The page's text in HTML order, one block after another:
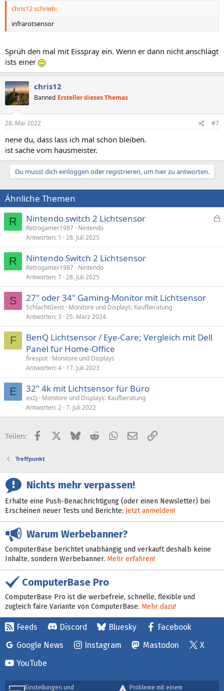
chris12 schrieb:
infrarotsensor
Sprüh den mal mit Eisspray ein. Wenn er dann nicht anschlägt
ists einer
chris12
Banned Ersteller dieses Themas
28. Mai 2022 #7
nene du, dass lass ich mal schön bleiben.
ist sache vom hausmeister.
Du musst dich einloggen oder registrieren, um hier zu antworten.
Ähnliche Themen
R
p
Nintendo switch 2 Lichtsensor
Retrogamer1987 Nintendo
Antworten 1 28. Juli 2025
R Nintendo Switch 2 Lichtsensor
Retrogamer1987 Nintendo
Antworten 7 28. Juli 2025
S 27" oder 34" Gaming-Monitor mit Lichtsensor
SchlachtGeist Monitore und Displays: Kaufberatung
Antworten 3 25. März 2024
F
BenQ Lichtsensor / Eye-Care; Vergleich mit Dell
Panel für Home-Office
firespot Monitore und Displays
Antworten 4 17. Juli 2023
E 32" 4k mit Lichtsensor für Büro
ex2j
Monitore und Displays: Kaufberatung
Antworten 2 7. Juli 2022
Teilen: FacebookX (Twitter)
BlueskyRedditWhatsApp
E-MailLink
Treffpunkt
Nichts mehr verpassen!
Erhalte eine Push-Benachrichtigung (oder einen Newsletter) bei
Erscheinen neuer Tests und Berichte: Jetzt anmelden!
Warum Werbebanner?
ComputerBase berichtet unabhängig und verkauft deshalb keine
Inhalte, sondern Werbebanner. Mehr erfahren!
ComputerBase Pro
ComputerBase Pro ist die werbefreie, schnelle, flexible und
zugleich faire Variante von ComputerBase. Mehr dazu!
Feeds Discord Bluesky
Facebook
Google News
Instagram Mastodon
X
YouTube
Einstellungen und Probleme mit einem